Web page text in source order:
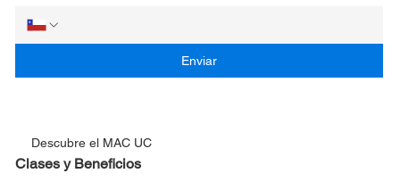
Descubre el MAC UC
Clases y Beneficios
Enviar